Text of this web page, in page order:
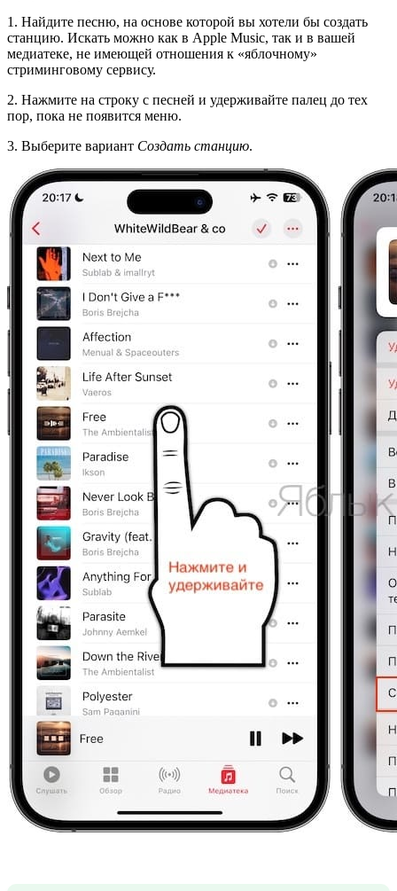
1. Найдите песню, на основе которой вы хотели бы создать
станцию. Искать можно как в Apple Music, так и в вашей
медиатеке, не имеющей отношения к «яблочному»
стриминговому сервису.
2. Нажмите на строку с песней и удерживайте палец до тех
пор, пока не появится меню.
3. Выберите вариант Создать станцию.